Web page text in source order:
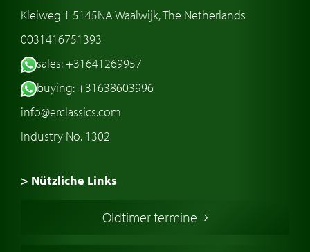
Kleiweg 1 5145NA Waalwijk, The Netherlands
0031416751393
sales: +31641269957
buying: +31638603996
info@erclassics.com
Industry No. 1302
> Nützliche Links
Oldtimers in EuropaOldtimer termine